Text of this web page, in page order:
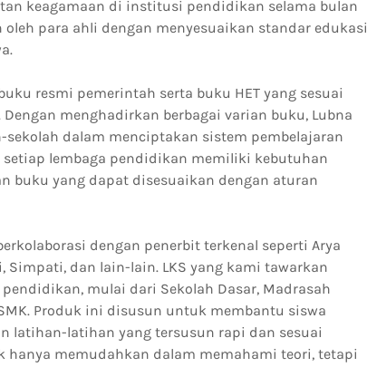
keagamaan di institusi pendidikan selama bulan
para ahli dengan menyesuaikan standar edukasi
resmi pemerintah serta buku HET yang sesuai
menghadirkan berbagai varian buku, Lubna
dalam menciptakan sistem pembelajaran
lembaga pendidikan memiliki kebutuhan
buku yang dapat disesuaikan dengan aturan
dengan penerbit terkenal seperti Arya
Simpati, dan lain-lain. LKS yang kami tawarkan
mulai dari Sekolah Dasar, Madrasah
Produk ini disusun untuk membantu siswa
latihan-latihan yang tersusun rapi dan sesuai
memudahkan dalam memahami teori, tetapi